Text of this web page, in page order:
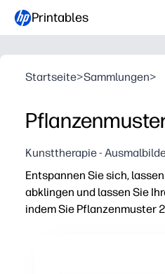
Printables
Startseite>Sammlungen>
Kunsttherapie -
Entspannen Sie sich,
abklingen und lassen Sie
indem Sie Pflanzenmuster
Bildschirmlose